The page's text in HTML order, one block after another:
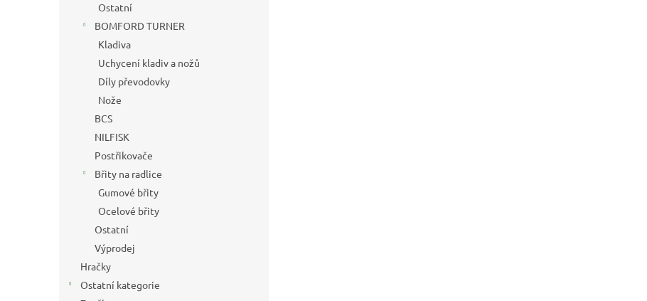
Ostatní
BOMFORD TURNER
Kladiva
Uchycení kladiv a nožů
Díly převodovky
Nože
BCS
NILFISK
Postřikovače
Břity na radlice
Gumové břity
Ocelové břity
Ostatní
Výprodej
Hračky
Ostatní kategorie